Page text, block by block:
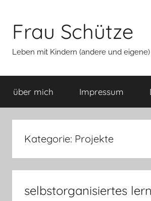
springen
Frau Schütze
Leben mit Kindern (andere und
über mich Impressum
Kategorie: Projekte
selbstorganisiertes